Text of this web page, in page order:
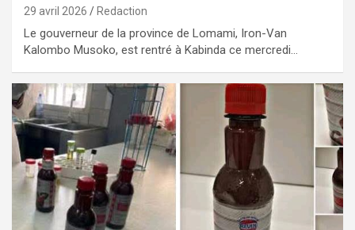
29 avril 2026 Redaction
Le gouverneur de la province de Lomami, Iron-Van
Kalombo Musoko, est rentré à Kabinda ce mercredi…